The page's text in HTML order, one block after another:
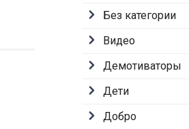
Без категории
Видео
Демотиваторы
Дети
Добро